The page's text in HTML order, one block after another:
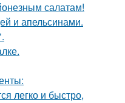
салатам!
и апельсинами.
легко и быстро,